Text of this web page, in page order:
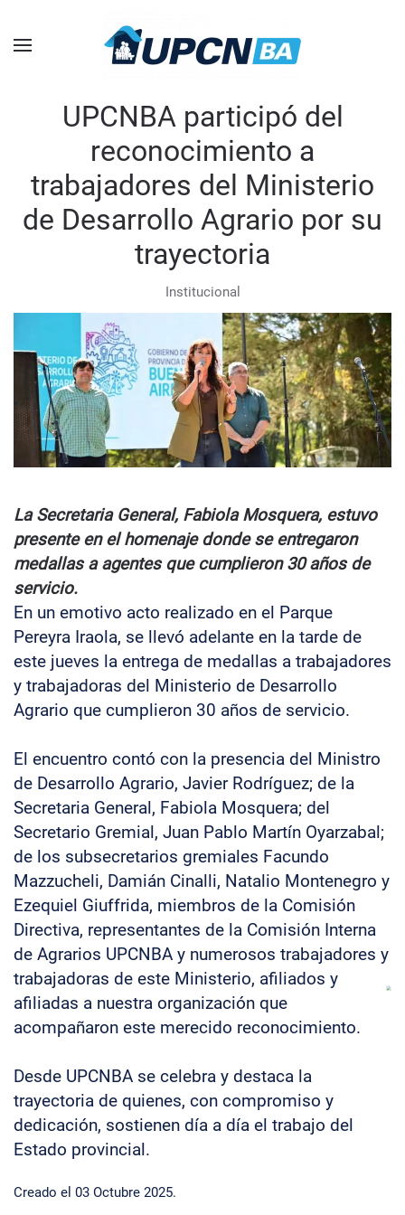
Skip to main content
UPCNBA participó del
reconocimiento a
trabajadores del Ministerio
de Desarrollo Agrario por su
trayectoria
Institucional
La Secretaria General, Fabiola Mosquera, estuvo
presente en el homenaje donde se entregaron
medallas a agentes que cumplieron 30 años de
servicio.
En un emotivo acto realizado en el Parque
Pereyra Iraola, se llevó adelante en la tarde de
este jueves la entrega de medallas a trabajadores
y trabajadoras del Ministerio de Desarrollo
Agrario que cumplieron 30 años de servicio.
El encuentro contó con la presencia del Ministro
de Desarrollo Agrario, Javier Rodríguez; de la
Secretaria General, Fabiola Mosquera; del
Secretario Gremial, Juan Pablo Martín Oyarzabal;
de los subsecretarios gremiales Facundo
Mazzucheli, Damián Cinalli, Natalio Montenegro y
Ezequiel Giuffrida, miembros de la Comisión
Directiva, representantes de la Comisión Interna
de Agrarios UPCNBA y numerosos trabajadores y
trabajadoras de este Ministerio, afiliados y
afiliadas a nuestra organización que
acompañaron este merecido reconocimiento.
Desde UPCNBA se celebra y destaca la
trayectoria de quienes, con compromiso y
dedicación, sostienen día a día el trabajo del
Estado provincial.
Creado el 03 Octubre 2025.